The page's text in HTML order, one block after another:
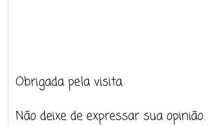
Obrigada pela visita.
Não deixe de expressar sua opinião.